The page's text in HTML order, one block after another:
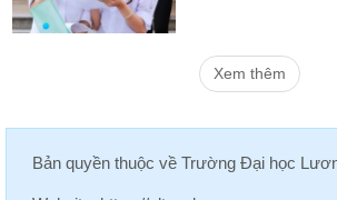
Xem thêm
Bản quyền thuộc về Trường Đại học